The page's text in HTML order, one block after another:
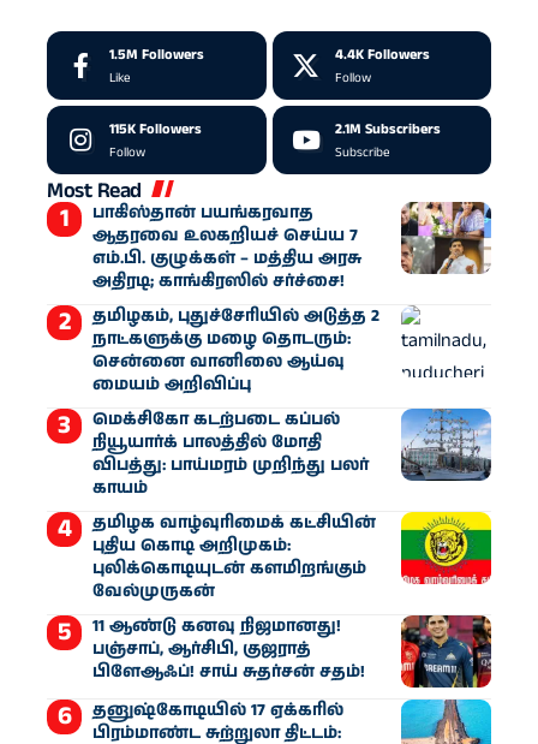
1.5M Followers
Like
4.4K Followers
Follow
115KFollowers
Follow
2.1M Subscribers
Subscribe
Most Read
பாகிஸ்தான் பயங்கரவாத
ஆதரவை உலகறியச் செய்ய 7
எம்.பி. குழுக்கள் – மத்திய அரசு
அதிரடி; காங்கிரஸில் சர்ச்சை!
தமிழகம், புதுச்சேரியில் அடுத்த 2
நாட்களுக்கு மழை தொடரும்:
சென்னை வானிலை ஆய்வு
மையம் அறிவிப்பு
மெக்சிகோ கடற்படை கப்பல்
நியூயார்க் பாலத்தில் மோதி
விபத்து: பாய்மரம் முறிந்து பலர்
காயம்
தமிழக வாழ்வுரிமைக் கட்சியின்
புதிய கொடி அறிமுகம்:
புலிக்கொடியுடன் களமிறங்கும்
வேல்முருகன்
11 ஆண்டு கனவு நிஜமானது!
பஞ்சாப், ஆர்சிபி, குஜராத்
பிளேஆஃப்! சாய் சுதர்சன் சதம்!
தனுஷ்கோடியில் 17 ஏக்கரில்
பிரம்மாண்ட சுற்றுலா திட்டம்: